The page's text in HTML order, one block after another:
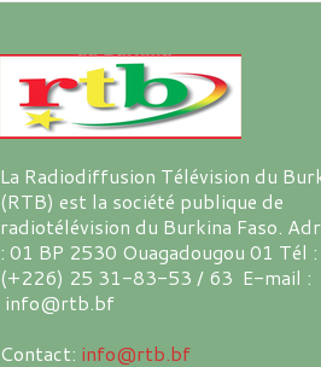
La Radiodiffusion Télévision du
(RTB) est la société publique de
radiotélévision du Burkina Faso.
: 01 BP 2530 Ouagadougou 01 Tél :
(+226) 25 31-83-53 / 63 E-mail :
info@rtb.bf
Contact: info@rtb.bf